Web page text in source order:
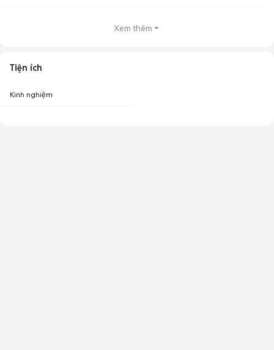
Xem thêm
Tiện ích
Kinh nghiệm